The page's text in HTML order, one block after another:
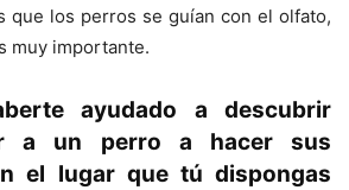
que los perros se guían con el olfato,
muy importante.
ayudado a descubrir
a un perro a hacer sus
el lugar que tú dispongas